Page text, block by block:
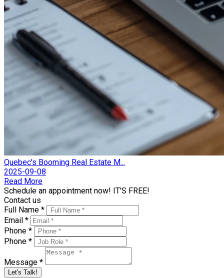
Quebec's Booming Real Estate M...
2025-09-08
Read More
Schedule an appointment now! IT'S FREE!
Contact us
Full Name *
Email *
Phone *
Phone *
Message *
Let's Talk!